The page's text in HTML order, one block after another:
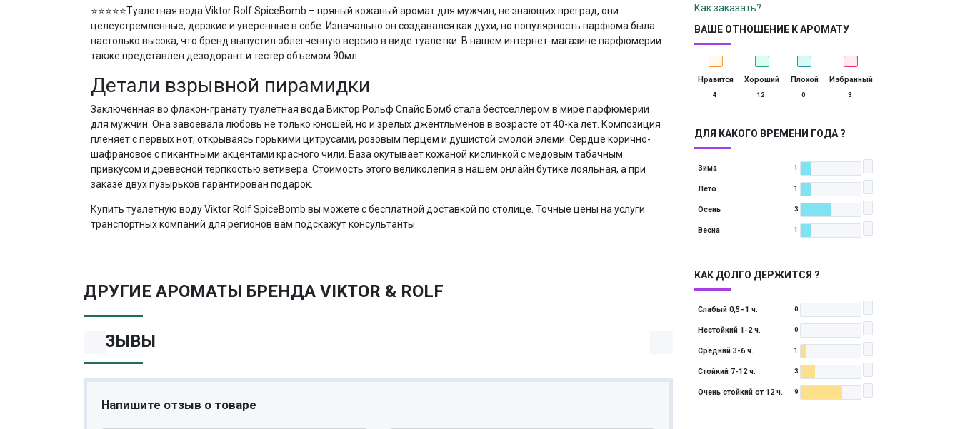
⭐⭐⭐⭐⭐Туалетная вода Viktor Rolf SpiceBomb – пряный кожаный аромат для мужчин, не знающих преград, они
целеустремленные, дерзкие и уверенные в себе. Изначально он создавался как духи, но популярность парфюма была
настолько высока, что бренд выпустил облегченную версию в виде туалетки. В нашем интернет-магазине парфюмерии
также представлен дезодорант и тестер объемом 90мл.
Детали взрывной пирамидки
Заключенная во флакон-гранату туалетная вода Виктор Рольф Спайс Бомб стала бестселлером в мире парфюмерии
для мужчин. Она завоевала любовь не только юношей, но и зрелых джентльменов в возрасте от 40-ка лет. Композиция
пленяет с первых нот, открываясь горькими цитрусами, розовым перцем и душистой смолой элеми. Сердце корично-
шафрановое с пикантными акцентами красного чили. База окутывает кожаной кислинкой с медовым табачным
привкусом и древесной терпкостью ветивера. Стоимость этого великолепия в нашем онлайн бутике лояльная, а при
заказе двух пузырьков гарантирован подарок.
Купить туалетную воду Viktor Rolf SpiceBomb вы можете с бесплатной доставкой по столице. Точные цены на услуги
транспортных компаний для регионов вам подскажут консультанты.
Как заказать?
ВАШЕ ОТНОШЕНИЕ К АРОМАТУ
Нравится
4
Хороший
12
Плохой
0
Избранный
3
ДЛЯ КАКОГО ВРЕМЕНИ ГОДА ?
Зима 1
Лето 1
Осень 3
Весна 1
КАК ДОЛГО ДЕРЖИТСЯ ?
Слабый 0,5–1 ч. 0
Нестойкий 1-2 ч. 0
Средний 3-6 ч. 1
Стойкий 7-12 ч. 3
Очень стойкий от 12 ч. 9
ДРУГИЕ АРОМАТЫ БРЕНДА VIKTOR & ROLF
ОТЗЫВЫ
Напишите отзыв о товаре